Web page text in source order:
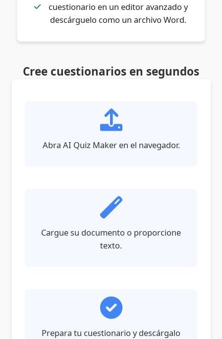
cuestionario en un editor avanzado y
descárguelo como un archivo Word.
Cree cuestionarios en segundos
Abra AI Quiz Maker en el navegador.
Cargue su documento o proporcione
texto.
Prepara tu cuestionario y descárgalo